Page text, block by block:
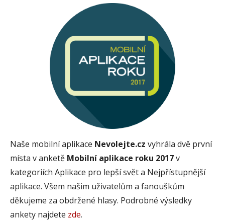
Naše mobilní aplikace Nevolejte.cz vyhrála dvě první
místa v anketě Mobilní aplikace roku 2017v
kategoriích Aplikace pro lepší svět a Nejpřístupnější
aplikace. Všem našim uživatelům a fanouškům
děkujeme za obdržené hlasy. Podrobné výsledky
ankety najdete zde.